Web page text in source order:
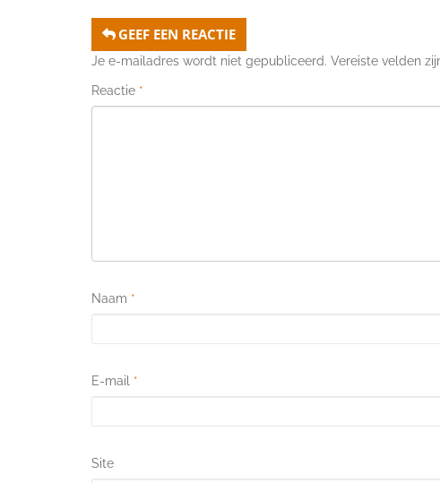
GEEF EEN REACTIE
Je e-mailadres wordt niet gepubliceerd. Vereiste velden
Reactie *
Naam *
E-mail *
Site